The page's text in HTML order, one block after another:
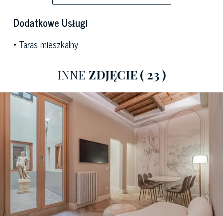
Mieszkanie znajduje się w charakterystycznej dzielnicy
tętniących życiem dzielnic w historycznym centrum
historii, kultury i lokalnej atmosfery, a słynny
Centraleoferuje szeroki wybór jedzenia, wina i
produktów rzemieślniczych, a także kultowe zabytki,
takie jak Bazylika San Lorenzo zkaplicami
Medyceuszy
Santa Maria del Fiore, symbol
miasta. Obszar ten jest bogaty w sklepy i butiki,
restauracje i zabytkowe kawiarnie. Bliskość wszystkich
głównychatrakcji turystycznych
sprawia, że San
Lorenzo jest idealną lokalizacją dla tych, którzy chcą
doświadczyćprawdziwej istoty Florencji.
Dodatkowe Usługi
Taras mieszkalny
INNE ZDJĘCIE( 23 )